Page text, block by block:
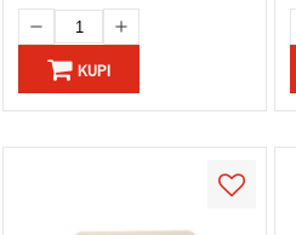
KUPI